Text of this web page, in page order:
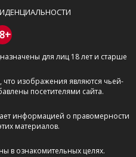
расовой,
розни —
они кстати
поверьте.
с других сайтов, нам
комментарии
для лиц 18 лет и старше
изображения являются чьей-
посетителями сайта.
информацией о правомерности
материалов.
в ознакомительных целях.